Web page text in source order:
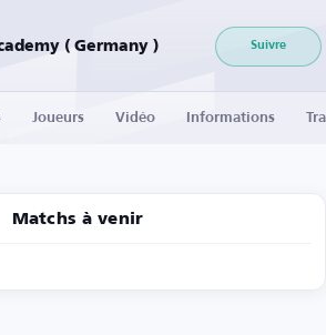
Rosenheim Academy ( Germany ) Suivre
Joueurs Vidéo Informations
Matchs à venir